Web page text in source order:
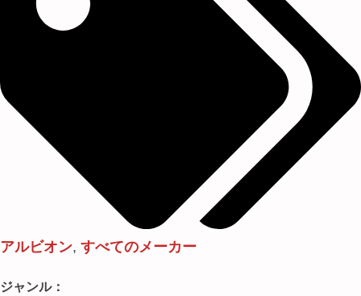
アルビオン, すべてのメーカー
ジャンル：